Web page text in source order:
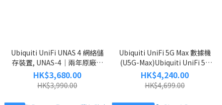
Ubiquiti UniFi UNAS 4 網絡儲
存裝置, UNAS-4｜兩年原廠保
養｜免信用卡手續費
HK$3,680.00
HK$3,990.00
Ubiquiti UniFi 5G Max 數據機
(U5G-Max)Ubiquiti UniFi 5G
Max 數據機 (U5G-Max)｜兩年
香港行貨保養｜全店免信用卡
手續費
HK$4,240.00
HK$4,699.00